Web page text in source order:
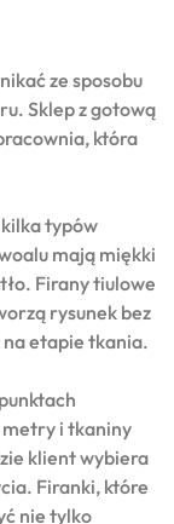
ze sposobu
Sklep z gotową
która
typów
mają miękki
Firany tiulowe
rysunek bez
etapie tkania.
metry i tkaniny
klient wybiera
Firanki, które
nie tylko